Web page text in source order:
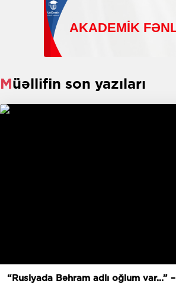
Müəllifin son yazıları
“Rusiyada Bəhram adlı oğlum var...” –